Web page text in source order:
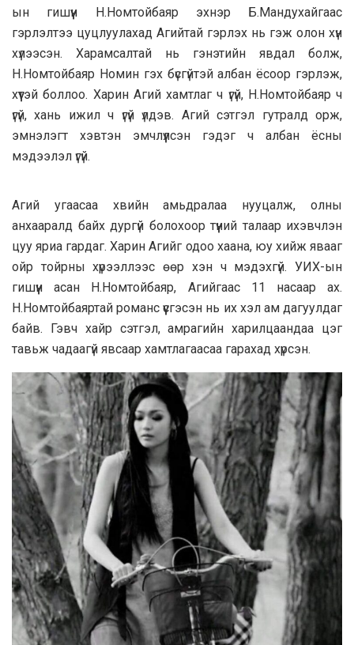
ын гишүүн Н.Номтойбаяр эхнэр Б.Мандухайгаас
гэрлэлтээ цуцлуулахад Агийтай гэрлэх нь гэж олон хүн
хүлээсэн. Харамсалтай нь гэнэтийн явдал болж,
Н.Номтойбаяр Номин гэх бүсгүйтэй албан ёсоор гэрлэж,
хүүтэй боллоо. Харин Агий хамтлаг ч үгүй, Н.Номтойбаяр ч
үгүй, хань ижил ч үгүй үлдэв. Агий сэтгэл гутралд орж,
эмнэлэгт хэвтэн эмчлүүлсэн гэдэг ч албан ёсны
мэдээлэл үгүй.
Агий угаасаа хвийн амьдралаа нууцалж, олны
анхааралд байх дургүй болохоор түүний талаар ихэвчлэн
цуу яриа гардаг. Харин Агийг одоо хаана, юу хийж явааг
ойр тойрны хүрээллээс өөр хэн ч мэдэхгүй. УИХ-ын
гишүүн асан Н.Номтойбаяр, Агийгаас 11 насаар ах.
Н.Номтойбаяртай романс үүсгэсэн нь их хэл ам дагуулдаг
байв. Гэвч хайр сэтгэл, амрагийн харилцаандаа цэг
тавьж чадаагүй явсаар хамтлагаасаа гарахад хүрсэн.